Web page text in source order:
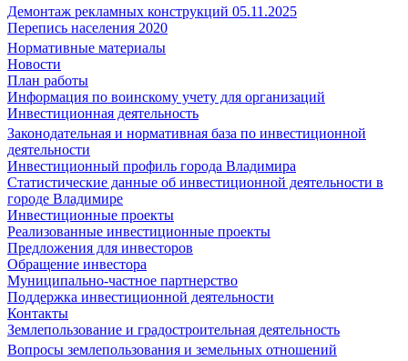
Демонтаж рекламных конструкций 05.11.2025
Перепись населения 2020
Нормативные материалы
Новости
План работы
Информация по воинскому учету для организаций
Инвестиционная деятельность
Законодательная и нормативная база по инвестиционной
деятельности
Инвестиционный профиль города Владимира
Статистические данные об инвестиционной деятельности в
городе Владимире
Инвестиционные проекты
Реализованные инвестиционные проекты
Предложения для инвесторов
Обращение инвестора
Муниципально-частное партнерство
Поддержка инвестиционной деятельности
Контакты
Землепользование и градостроительная деятельность
Вопросы землепользования и земельных отношений